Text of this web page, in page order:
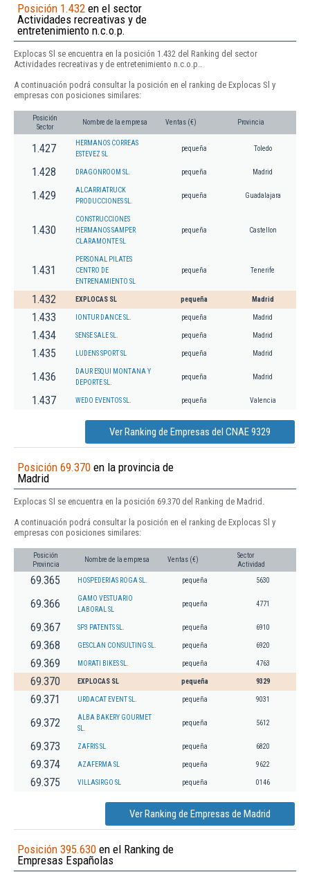
Posición 1.432 en el sector
Actividades recreativas y de
entretenimiento n.c.o.p.
Explocas Sl se encuentra en la posición 1.432 del Ranking del sector
Actividades recreativas y de entretenimiento n.c.o.p..
A continuación podrá consultar la posición en el ranking de Explocas Sl y
empresas con posiciones similares:
Posición
Sector
Nombre de la empresa Ventas (€) Provincia
1.427
HERMANOS CORREAS
ESTEVEZ SL
pequeña Toledo
1.428 DRAGONROOM SL. pequeña Madrid
1.429
ALCARRIATRUCK
PRODUCCIONES SL.
pequeña Guadalajara
1.430
CONSTRUCCIONES
HERMANOS SAMPER
CLARAMONTE SL
pequeña Castellon
1.431
PERSONAL PILATES
CENTRO DE
ENTRENAMIENTO SL
pequeña Tenerife
1.432 EXPLOCAS SL pequeña Madrid
1.433 IONTUR DANCE SL. pequeña Madrid
1.434 SENSE SALE SL. pequeña Madrid
1.435 LUDENS SPORT SL pequeña Madrid
1.436
DAUR ESQUI MONTANA Y
DEPORTE SL.
pequeña Madrid
1.437 WEDO EVENTOS SL. pequeña Valencia
Ver Ranking de Empresas del CNAE 9329
Posición 69.370 en la provincia de
Madrid
Explocas Sl se encuentra en la posición 69.370 del Ranking de Madrid.
A continuación podrá consultar la posición en el ranking de Explocas Sl y
empresas con posiciones similares:
Posición
Provincia
Nombre de la empresa Ventas (€)
Sector
Actividad
69.365 HOSPEDERIAS ROGA SL. pequeña 5630
69.366
GAMO VESTUARIO
LABORAL SL
pequeña 4771
69.367 SP3 PATENTS SL. pequeña 6910
69.368 GESCLAN CONSULTING SL. pequeña 6920
69.369 MORATI BIKES SL. pequeña 4763
69.370 EXPLOCAS SL pequeña 9329
69.371 URDACAT EVENT SL. pequeña 9031
69.372
ALBA BAKERY GOURMET
SL.
pequeña 5612
69.373 ZAFRIS SL pequeña 6820
69.374 AZAFERMA SL pequeña 9622
69.375 VILLASIRGO SL pequeña 0146
Ver Ranking de Empresas de Madrid
Posición 395.630 en el Ranking de
Empresas Españolas